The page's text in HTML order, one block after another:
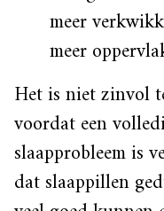
meer
meer
Het is niet zinvol
voordat een
slaapprobleem is
dat slaappillen